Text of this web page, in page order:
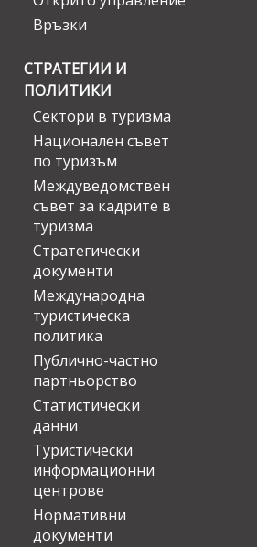
Връзки
СТРАТЕГИИ И
ПОЛИТИКИ
Сектори в туризма
Национален съвет
по туризъм
Междуведомствен
съвет за кадрите в
туризма
Стратегически
документи
Международна
туристическа
политика
Публично-частно
партньорство
Статистически
данни
Туристически
информационни
центрове
Нормативни
документи